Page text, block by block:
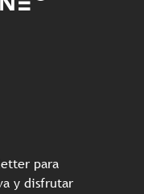
para
y disfrutar